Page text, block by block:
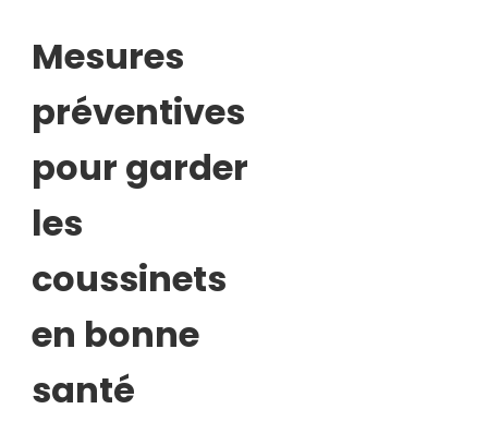
Mesures
préventives
pour garder
les
coussinets
en bonne
santé